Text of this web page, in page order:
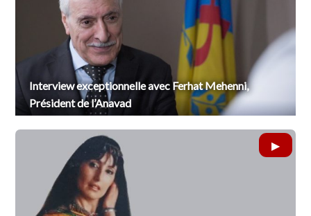
Interview exceptionnelle avec Ferhat Mehenni,
Président de l’Anavad